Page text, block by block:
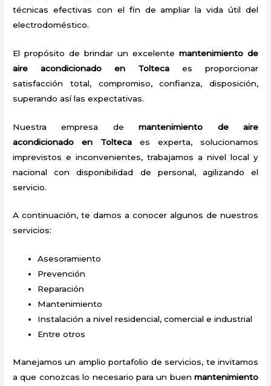
técnicas efectivas con el fin de ampliar la vida útil del
electrodoméstico.
El propósito de brindar un excelente mantenimiento de
aire acondicionado en Tolteca es proporcionar
satisfacción total, compromiso, confianza, disposición,
superando así las expectativas.
Nuestra empresa demantenimiento de aire
acondicionado en Tolteca es experta, solucionamos
imprevistos e inconvenientes, trabajamos a nivel local y
nacional con disponibilidad de personal, agilizando el
servicio.
A continuación, te damos a conocer algunos de nuestros
servicios:
Asesoramiento
Prevención
Reparación
Mantenimiento
Instalación a nivel residencial, comercial e industrial
Entre otros
Manejamos un amplio portafolio de servicios, te invitamos
a que conozcas lo necesario para un buen mantenimiento